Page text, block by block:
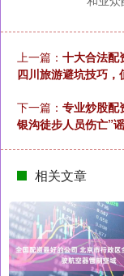
上一篇： 十大合法配
四川旅游避坑技巧
下一篇： 专业炒股配
银沟徒步人员伤亡”
相关文章